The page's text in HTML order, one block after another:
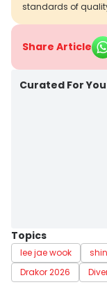
standards of
Share Article
Curated For You
Topics
lee jae wook
Drakor 2026